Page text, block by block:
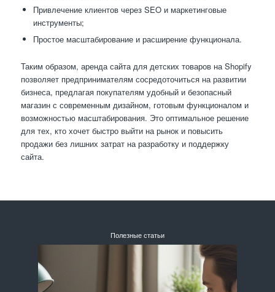
Привлечение клиентов через SEO и маркетинговые
инструменты;
Простое масштабирование и расширение функционала.
Таким образом, аренда сайта для детских товаров на Shopify
позволяет предпринимателям сосредоточиться на развитии
бизнеса, предлагая покупателям удобный и безопасный
магазин с современным дизайном, готовым функционалом и
возможностью масштабирования. Это оптимальное решение
для тех, кто хочет быстро выйти на рынок и повысить
продажи без лишних затрат на разработку и поддержку
сайта.
Полезные статьи